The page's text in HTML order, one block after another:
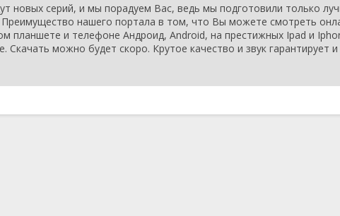
новых серий, и мы порадуем Вас, ведь мы подготовили только
Преимущество нашего портала в том, что Вы можете смотреть
планшете и телефоне Андроид, Android, на престижных Ipad и
Скачать можно будет скоро. Крутое качество и звук гарантирует и